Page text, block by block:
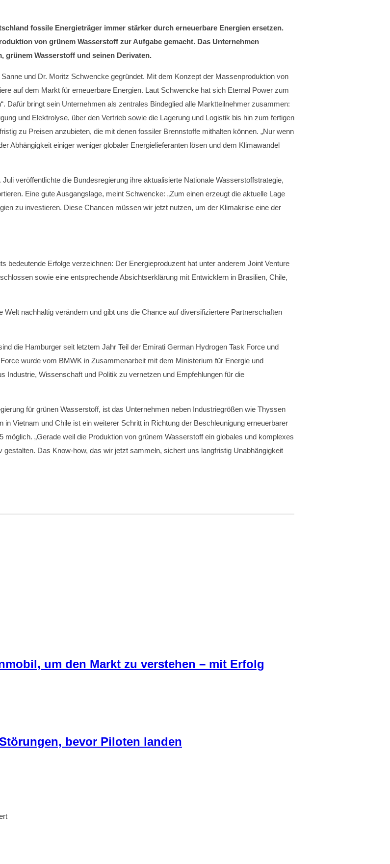
fossile Energieträger immer stärker durch erneuerbare Energien ersetzen.
von grünem Wasserstoff zur Aufgabe gemacht. Das Unternehmen
grünem Wasserstoff und seinen Derivaten.
und Dr. Moritz Schwencke gegründet. Mit dem Konzept der Massenproduktion von
auf dem Markt für erneuerbare Energien. Laut Schwencke hat sich Eternal Power zum
Dafür bringt sein Unternehmen als zentrales Bindeglied alle Marktteilnehmer zusammen:
und Elektrolyse, über den Vertrieb sowie die Lagerung und Logistik bis hin zum fertigen
zu Preisen anzubieten, die mit denen fossiler Brennstoffe mithalten können. „Nur wenn
Abhängigkeit einiger weniger globaler Energielieferanten lösen und dem Klimawandel
veröffentlichte die Bundesregierung ihre aktualisierte Nationale Wasserstoffstrategie,
Eine gute Ausgangslage, meint Schwencke: „Zum einen erzeugt die aktuelle Lage
zu investieren. Diese Chancen müssen wir jetzt nutzen, um der Klimakrise eine der
Erfolge verzeichnen: Der Energieproduzent hat unter anderem Joint Venture
sowie eine entsprechende Absichtserklärung mit Entwicklern in Brasilien, Chile,
nachhaltig verändern und gibt uns die Chance auf diversifiziertere Partnerschaften
die Hamburger seit letztem Jahr Teil der Emirati German Hydrogen Task Force und
wurde vom BMWK in Zusammenarbeit mit dem Ministerium für Energie und
Industrie, Wissenschaft und Politik zu vernetzen und Empfehlungen für die
für grünen Wasserstoff, ist das Unternehmen neben Industriegrößen wie Thyssen
Vietnam und Chile ist ein weiterer Schritt in Richtung der Beschleunigung erneuerbarer
„Gerade weil die Produktion von grünem Wasserstoff ein globales und komplexes
Das Know-how, das wir jetzt sammeln, sichert uns langfristig Unabhängigkeit
um den Markt zu verstehen – mit Erfolg
bevor Piloten landen